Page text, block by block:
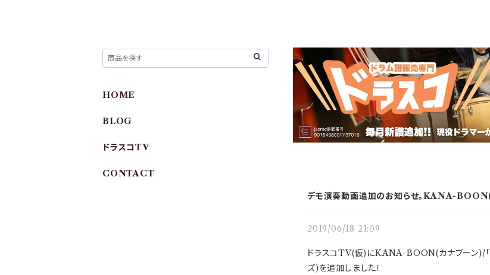
デモ演奏動画追加のお知らせ。KANA-
2019/06/18 21:09
ドラスコTV(仮)にKANA-BOON(カナブーン)/「
ズ)を追加しました！
HOME
BLOG
ドラスコTV
CONTACT